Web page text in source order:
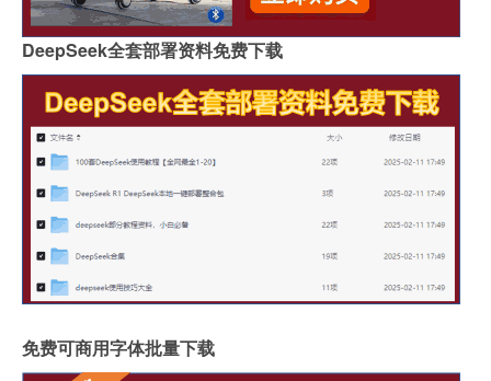
DeepSeek全套部署资料免费下载
免费可商用字体批量下载